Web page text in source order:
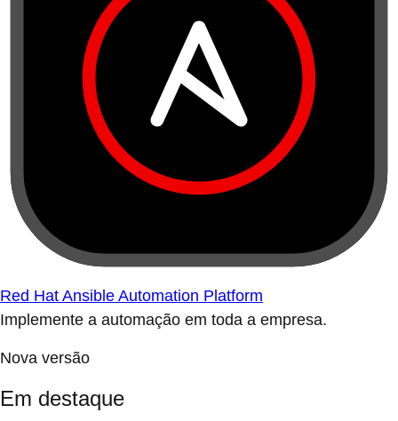
Red Hat Ansible Automation Platform
Implemente a automação em toda a empresa.
Nova versão
Em destaque